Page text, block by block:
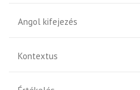
Angol kifejezés
Kontextus